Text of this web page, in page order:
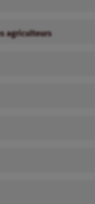
agriculteurs